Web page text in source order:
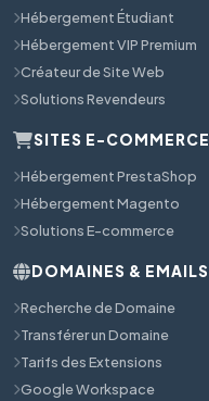
Hébergement Étudiant
Hébergement VIP Premium
Créateur de Site Web
Solutions Revendeurs
SITES E-COMMERCE
Hébergement PrestaShop
Hébergement Magento
Solutions E-commerce
DOMAINES & EMAILS
Recherche de Domaine
Transférer un Domaine
Tarifs des Extensions
Google Workspace